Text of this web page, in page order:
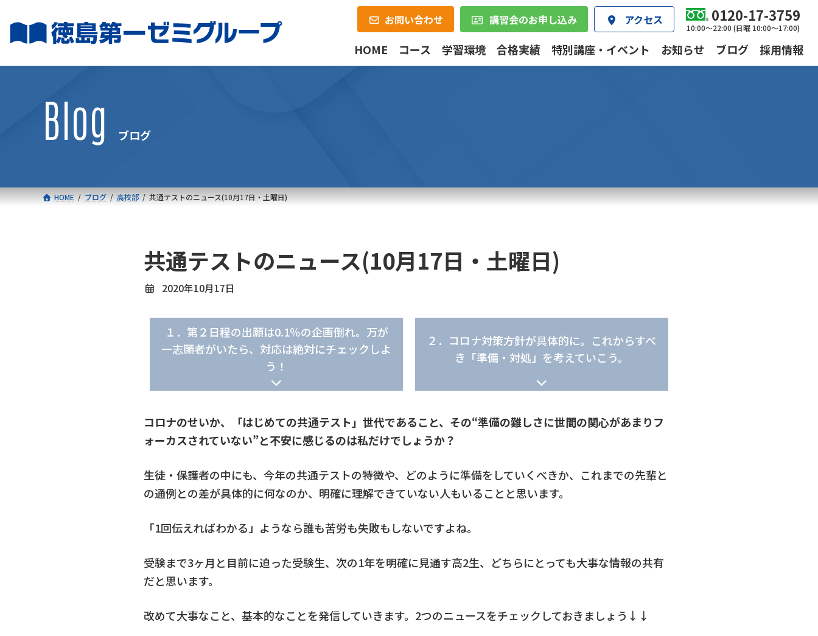
ン
テ
ビ
ゲ
お問い合わせ 講習会のお申し込み アクセス 0120-17-3759
10:00～22:00 (日曜 10:00～17:00)
HOME コース 学習環境 合格実績 特別講座・イベント お知らせ ブログ 採用情報
Blog ブログ
HOME ブログ 高校部 共通テストのニュース(10月17日・土曜日)
共通テストのニュース(10月17日・土曜日)
2020年10月17日
１．第２日程の出願は0.1％の企画倒れ。万が
一志願者がいたら、対応は絶対にチェックしよ
う！
２．コロナ対策方針が具体的に。これからすべ
き「準備・対処」を考えていこう。
コロナのせいか、「はじめての共通テスト」世代であること、その“準備の難しさに世間の関心があまりフ
ォーカスされていない”と不安に感じるのは私だけでしょうか？
生徒・保護者の中にも、今年の共通テストの特徴や、どのように準備をしていくべきか、これまでの先輩と
の通例との差が具体的に何なのか、明確に理解できていない人もいることと思います。
「1回伝えればわかる」ようなら誰も苦労も失敗もしないですよね。
受験まで3ヶ月と目前に迫った受験生、次の1年を明確に見通す高2生、どちらにとっても大事な情報の共有
だと思います。
改めて大事なこと、基本的なことを発信していきます。2つのニュースをチェックしておきましょう↓↓